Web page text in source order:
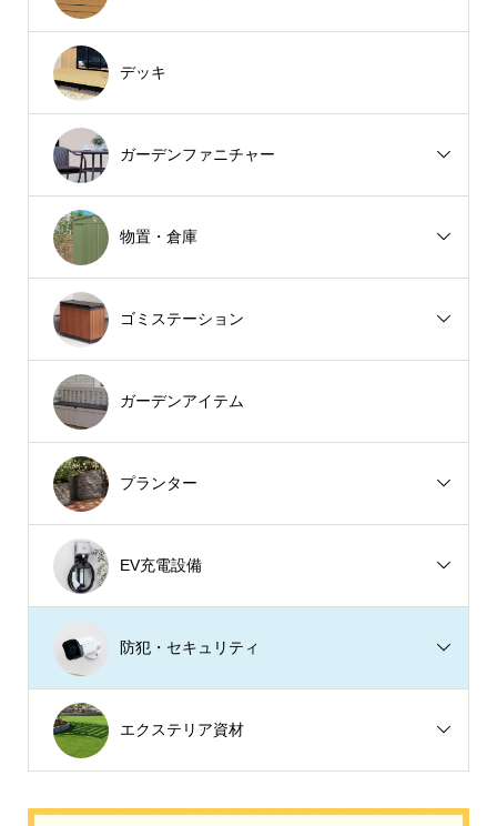
デッキ
ガーデンファニチャー
物置・倉庫
ゴミステーション
ガーデンアイテム
プランター
EV充電設備
防犯・セキュリティ
エクステリア資材